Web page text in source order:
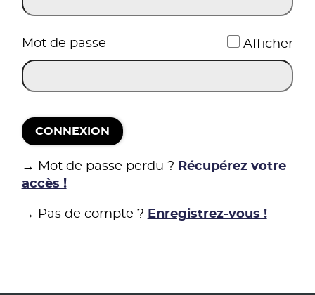
Mot de passe Afficher
CONNEXION
→ Mot de passe perdu ? Récupérez votre
accès !
→ Pas de compte ? Enregistrez-vous !